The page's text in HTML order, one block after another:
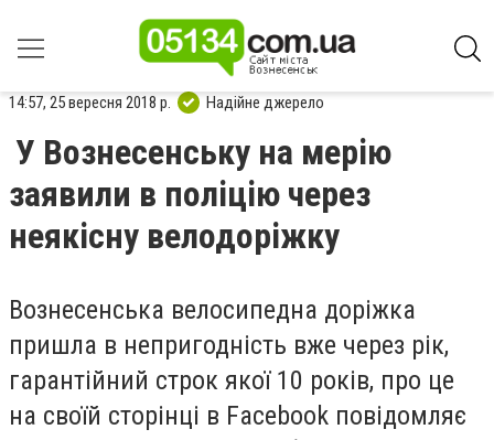
14:57, 25 вересня 2018 р. Надійне джерело
У Вознесенську на мерію
заявили в поліцію через
неякісну велодоріжку
Вознесенська велосипедна доріжка
пришла в непригодність вже через рік,
гарантійний строк якої 10 років, про це
на своїй сторінці в Facebook повідомляє